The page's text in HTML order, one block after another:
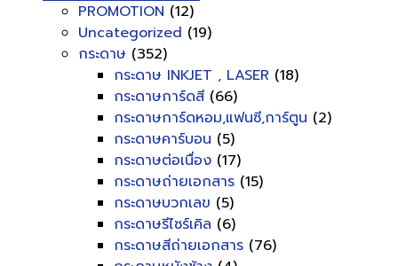
PROMOTION (12)
Uncategorized (19)
กระดาษ (352)
กระดาษ INKJET , LASER (18)
กระดาษการ์ดสี (66)
กระดาษการ์ดหอม,แฟนซี,การ์ตูน (2)
กระดาษคาร์บอน (5)
กระดาษต่อเนื่อง (17)
กระดาษถ่ายเอกสาร (15)
กระดาษบวกเลข (5)
กระดาษรีไซร์เคิล (6)
กระดาษสีถ่ายเอกสาร (76)